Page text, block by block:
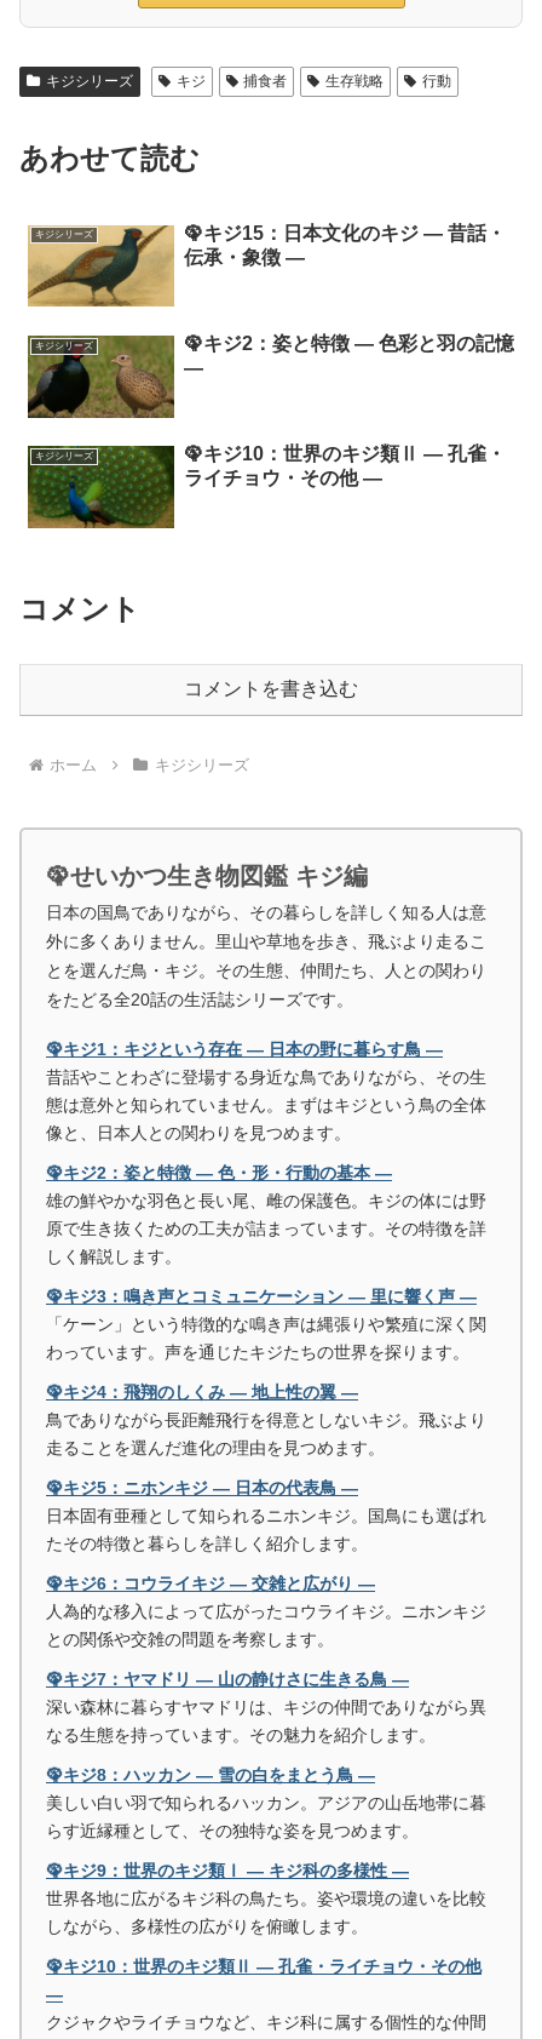
キジシリーズ キジ 捕食者 生存戦略 行動
あわせて読む
キジシリーズ
🦚キジ15：日本文化のキジ ― 昔話・
伝承・象徴 ―
キジシリーズ
🦚キジ2：姿と特徴 ― 色彩と羽の記憶
―
キジシリーズ
🦚キジ10：世界のキジ類Ⅱ ― 孔雀・
ライチョウ・その他 ―
コメント
コメントを書き込む
ホーム キジシリーズ
🦚せいかつ生き物図鑑 キジ編
日本の国鳥でありながら、その暮らしを詳しく知る人は意
外に多くありません。里山や草地を歩き、飛ぶより走るこ
とを選んだ鳥・キジ。その生態、仲間たち、人との関わり
をたどる全20話の生活誌シリーズです。
🦚キジ1：キジという存在 ― 日本の野に暮らす鳥 ―
昔話やことわざに登場する身近な鳥でありながら、その生
態は意外と知られていません。まずはキジという鳥の全体
像と、日本人との関わりを見つめます。
🦚キジ2：姿と特徴 ― 色・形・行動の基本 ―
雄の鮮やかな羽色と長い尾、雌の保護色。キジの体には野
原で生き抜くための工夫が詰まっています。その特徴を詳
しく解説します。
🦚キジ3：鳴き声とコミュニケーション ― 里に響く声 ―
「ケーン」という特徴的な鳴き声は縄張りや繁殖に深く関
わっています。声を通じたキジたちの世界を探ります。
🦚キジ4：飛翔のしくみ ― 地上性の翼 ―
鳥でありながら長距離飛行を得意としないキジ。飛ぶより
走ることを選んだ進化の理由を見つめます。
🦚キジ5：ニホンキジ ― 日本の代表鳥 ―
日本固有亜種として知られるニホンキジ。国鳥にも選ばれ
たその特徴と暮らしを詳しく紹介します。
🦚キジ6：コウライキジ ― 交雑と広がり ―
人為的な移入によって広がったコウライキジ。ニホンキジ
との関係や交雑の問題を考察します。
🦚キジ7：ヤマドリ ― 山の静けさに生きる鳥 ―
深い森林に暮らすヤマドリは、キジの仲間でありながら異
なる生態を持っています。その魅力を紹介します。
🦚キジ8：ハッカン ― 雪の白をまとう鳥 ―
美しい白い羽で知られるハッカン。アジアの山岳地帯に暮
らす近縁種として、その独特な姿を見つめます。
🦚キジ9：世界のキジ類Ⅰ ― キジ科の多様性 ―
世界各地に広がるキジ科の鳥たち。姿や環境の違いを比較
しながら、多様性の広がりを俯瞰します。
🦚キジ10：世界のキジ類Ⅱ ― 孔雀・ライチョウ・その他
―
クジャクやライチョウなど、キジ科に属する個性的な仲間